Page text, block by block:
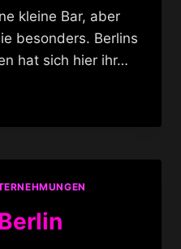
kleine Bar, aber
besonders. Berlins
hat sich hier ihr…